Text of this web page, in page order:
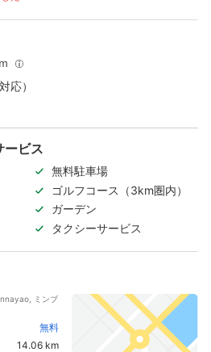
応）
ービス
無料駐車場
ゴルフコース（3km圏内）
ガーデン
タクシーサービス
ミンブ
無料
14.06 km